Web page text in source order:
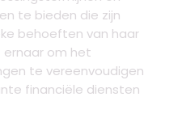
te bieden die zijn
behoeften van haar
om het
te vereenvoudigen
financiële diensten